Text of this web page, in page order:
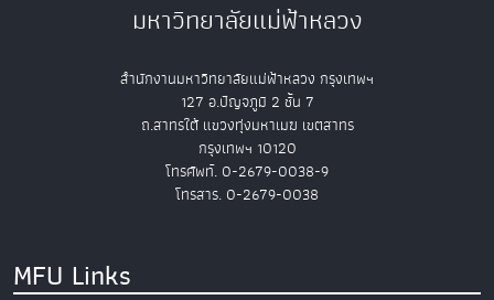
มหาวิทยาลัยแม่ฟ้าหลวง
สำนักงานมหาวิทยาลัยแม่ฟ้าหลวง กรุงเทพฯ
127 อ.ปัญจภูมิ 2 ชั้น 7
ถ.สาทรใต้ แขวงทุ่งมหาเมฆ เขตสาทร
กรุงเทพฯ 10120
โทรศัพท์. 0-2679-0038-9
โทรสาร. 0-2679-0038
MFU Links